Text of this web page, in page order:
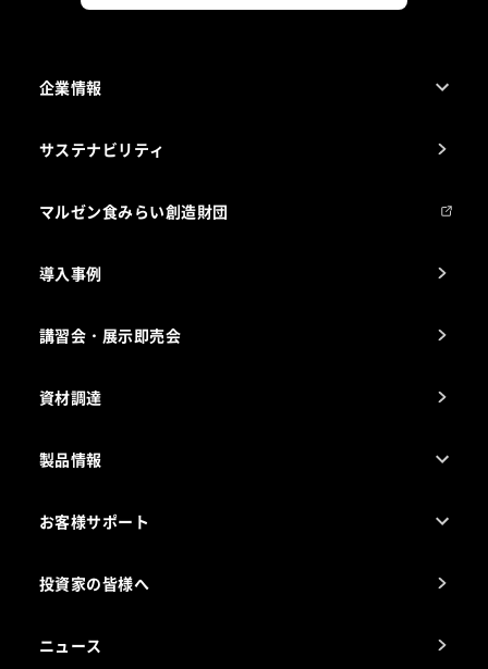
企業情報
会社組織
製品の開発
事業所一覧
サステナビリティ
マルゼン食みらい創造財団
導入事例
講習会・展示即売会
資材調達
製品情報
電気・ガス別厨房機器
お客様サポート
アフターサービスお問合せ先
投資家の皆様へ
ニュース